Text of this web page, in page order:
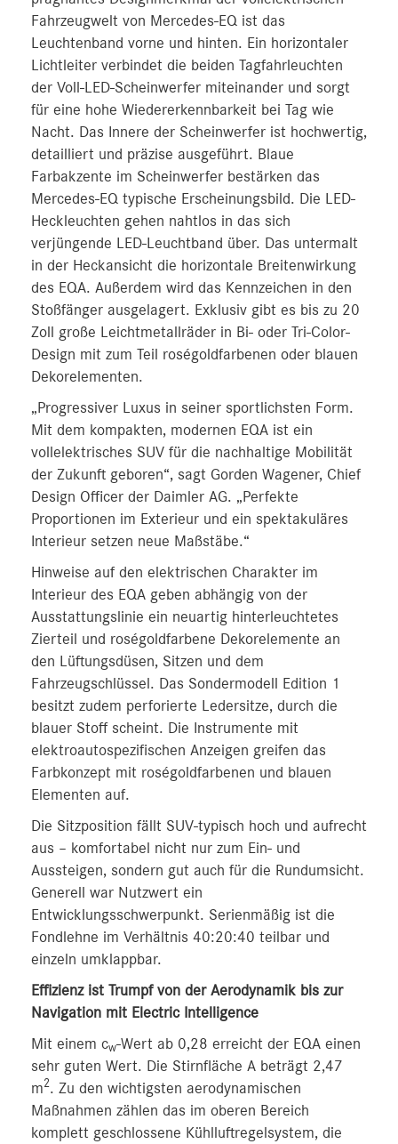
Fahrzeugwelt von Mercedes-EQ ist das
Leuchtenband vorne und hinten. Ein horizontaler
Lichtleiter verbindet die beiden Tagfahrleuchten
der Voll-LED-Scheinwerfer miteinander und sorgt
für eine hohe Wiedererkennbarkeit bei Tag wie
Nacht. Das Innere der Scheinwerfer ist hochwertig,
detailliert und präzise ausgeführt. Blaue
Farbakzente im Scheinwerfer bestärken das
Mercedes-EQ typische Erscheinungsbild. Die LED-
Heckleuchten gehen nahtlos in das sich
verjüngende LED-Leuchtband über. Das untermalt
in der Heckansicht die horizontale Breitenwirkung
des EQA. Außerdem wird das Kennzeichen in den
Stoßfänger ausgelagert. Exklusiv gibt es bis zu 20
Zoll große Leichtmetallräder in Bi- oder Tri-Color-
Design mit zum Teil roségoldfarbenen oder blauen
Dekorelementen.
„Progressiver Luxus in seiner sportlichsten Form.
Mit dem kompakten, modernen EQA ist ein
vollelektrisches SUV für die nachhaltige Mobilität
der Zukunft geboren“, sagt Gorden Wagener, Chief
Design Officer der Daimler AG. „Perfekte
Proportionen im Exterieur und ein spektakuläres
Interieur setzen neue Maßstäbe.“
Hinweise auf den elektrischen Charakter im
Interieur des EQA geben abhängig von der
Ausstattungslinie ein neuartig hinterleuchtetes
Zierteil und roségoldfarbene Dekorelemente an
den Lüftungsdüsen, Sitzen und dem
Fahrzeugschlüssel. Das Sondermodell Edition 1
besitzt zudem perforierte Ledersitze, durch die
blauer Stoff scheint. Die Instrumente mit
elektroautospezifischen Anzeigen greifen das
Farbkonzept mit roségoldfarbenen und blauen
Elementen auf.
Die Sitzposition fällt SUV-typisch hoch und aufrecht
aus – komfortabel nicht nur zum Ein- und
Aussteigen, sondern gut auch für die Rundumsicht.
Generell war Nutzwert ein
Entwicklungsschwerpunkt. Serienmäßig ist die
Fondlehne im Verhältnis 40:20:40 teilbar und
einzeln umklappbar.
Effizienz ist Trumpf von der Aerodynamik bis zur
Navigation mit Electric Intelligence
Mit einem cw-Wert ab 0,28 erreicht der EQA einen
sehr guten Wert. Die Stirnfläche A beträgt 2,47
m2. Zu den wichtigsten aerodynamischen
Maßnahmen zählen das im oberen Bereich
komplett geschlossene Kühlluftregelsystem, die